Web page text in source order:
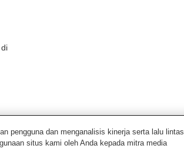
Business Hotel Hayashi (Yamaguchi)
pengguna dan menganalisis kinerja serta lalu lintas
situs kami oleh Anda kepada mitra media